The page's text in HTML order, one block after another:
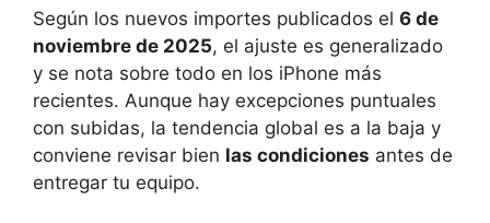
Según los nuevos importes publicados el 6 de
noviembre de 2025, el ajuste es generalizado
y se nota sobre todo en los iPhone más
recientes. Aunque hay excepciones puntuales
con subidas, la tendencia global es a la baja y
conviene revisar bien las condiciones antes de
entregar tu equipo.